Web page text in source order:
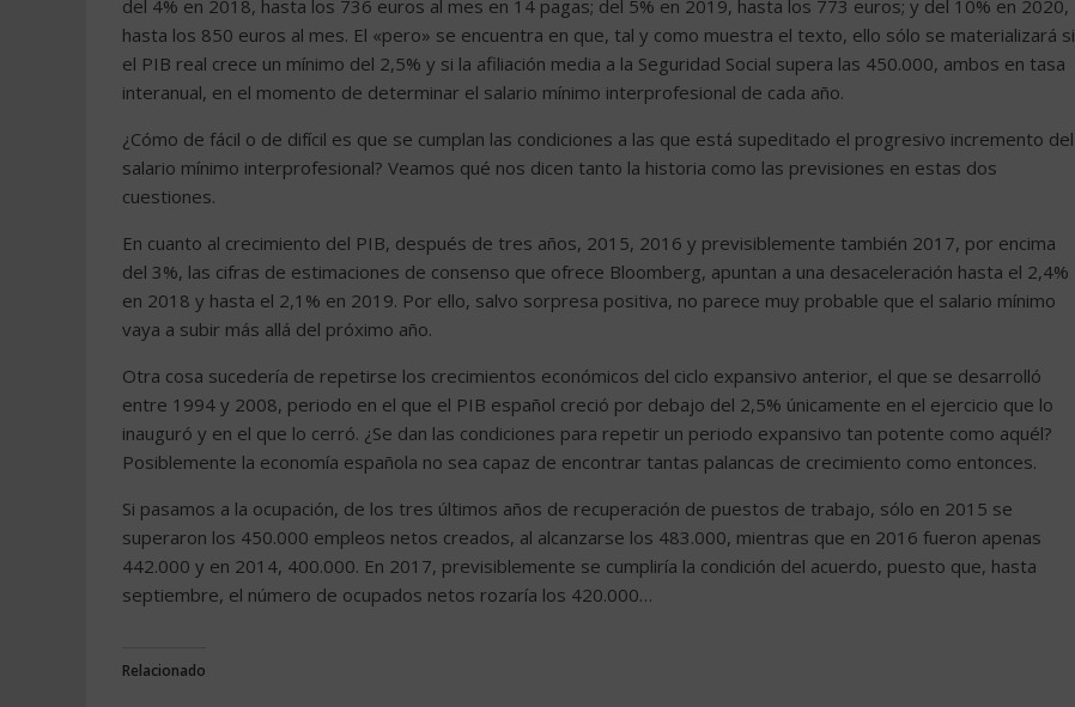
del 4% en 2018, hasta los 736 euros al mes en 14 pagas; del 5% en 2019, hasta los 773 euros; y del 10% en 2020,
hasta los 850 euros al mes. El «pero» se encuentra en que, tal y como muestra el texto, ello sólo se materializará si
el PIB real crece un mínimo del 2,5% y si la afiliación media a la Seguridad Social supera las 450.000, ambos en tasa
interanual, en el momento de determinar el salario mínimo interprofesional de cada año.
¿Cómo de fácil o de difícil es que se cumplan las condiciones a las que está supeditado el progresivo incremento del
salario mínimo interprofesional? Veamos qué nos dicen tanto la historia como las previsiones en estas dos
cuestiones.
En cuanto al crecimiento del PIB, después de tres años, 2015, 2016 y previsiblemente también 2017, por encima
del 3%, las cifras de estimaciones de consenso que ofrece Bloomberg, apuntan a una desaceleración hasta el 2,4%
en 2018 y hasta el 2,1% en 2019. Por ello, salvo sorpresa positiva, no parece muy probable que el salario mínimo
vaya a subir más allá del próximo año.
Otra cosa sucedería de repetirse los crecimientos económicos del ciclo expansivo anterior, el que se desarrolló
entre 1994 y 2008, periodo en el que el PIB español creció por debajo del 2,5% únicamente en el ejercicio que lo
inauguró y en el que lo cerró. ¿Se dan las condiciones para repetir un periodo expansivo tan potente como aquél?
Posiblemente la economía española no sea capaz de encontrar tantas palancas de crecimiento como entonces.
Si pasamos a la ocupación, de los tres últimos años de recuperación de puestos de trabajo, sólo en 2015 se
superaron los 450.000 empleos netos creados, al alcanzarse los 483.000, mientras que en 2016 fueron apenas
442.000 y en 2014, 400.000. En 2017, previsiblemente se cumpliría la condición del acuerdo, puesto que, hasta
septiembre, el número de ocupados netos rozaría los 420.000…
Relacionado